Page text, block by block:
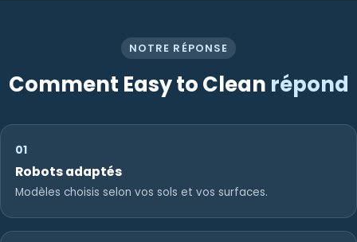
NOTRE RÉPONSE
Comment Easy to Clean répond
01
Robots adaptés
Modèles choisis selon vos sols et vos surfaces.